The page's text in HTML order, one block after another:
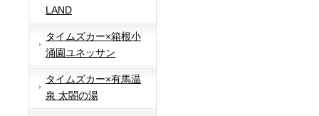
LAND
タイムズカー×箱根小
涌園ユネッサン
タイムズカー×有馬温
泉 太閤の湯